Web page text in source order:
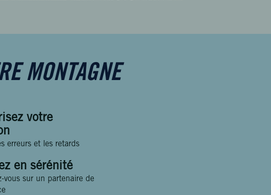
MONTAGNE
votre
erreurs et les retards
en sérénité
vous sur un partenaire de